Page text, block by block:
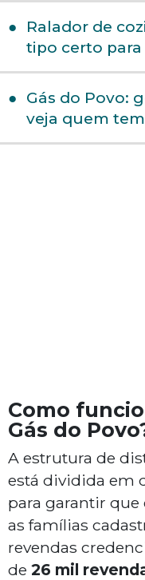
Ralador de
tipo certo para
Gás do Povo:
veja quem
Como
Gás do
A estrutura de
está dividida em
para garantir que
as famílias
revendas
de 26 mil